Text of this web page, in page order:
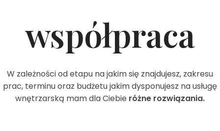
współpraca
W zależności od etapu na jakim się znajdujesz, zakresu
prac, terminu oraz budżetu jakim dysponujesz na usługę
wnętrzarską mam dla Ciebie różne rozwiązania.